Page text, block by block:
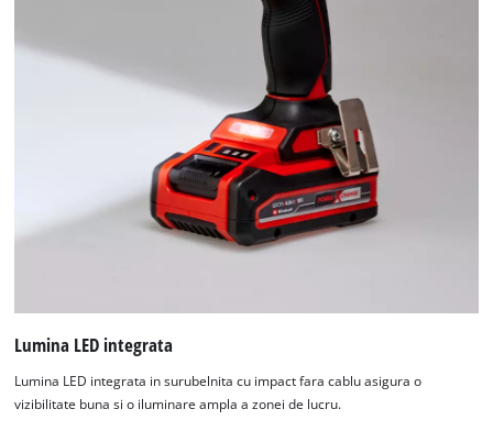
Lumina LED integrata
Lumina LED integrata in surubelnita cu impact fara cablu asigura o
vizibilitate buna si o iluminare ampla a zonei de lucru.